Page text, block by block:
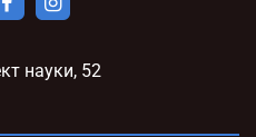
науки, 52